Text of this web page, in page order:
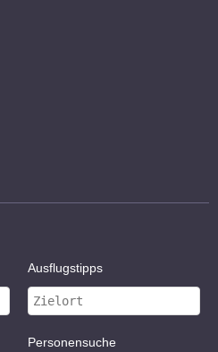
Ausflugstipps
Personensuche